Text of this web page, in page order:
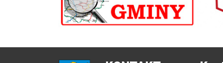
poprzednii